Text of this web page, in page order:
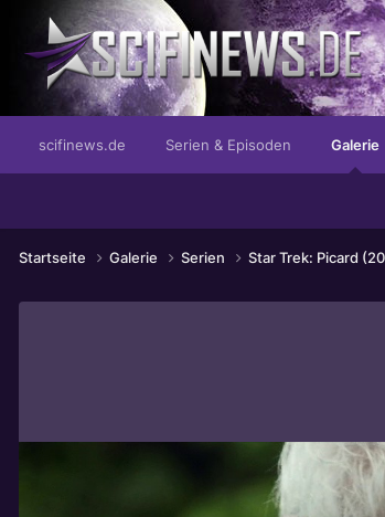
scifinews.de Serien & Episoden Galerie
Startseite Galerie Serien Star Trek: Picard